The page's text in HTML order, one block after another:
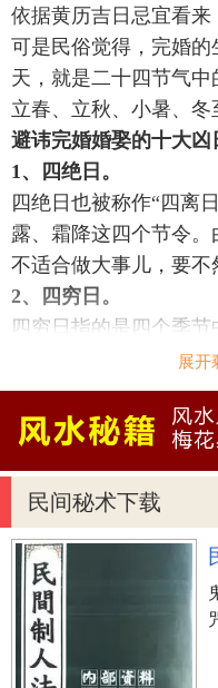
依据黄历吉日忌宜看来
可是民俗觉得，完婚
天，就是二十四节气
立春、立秋、小暑、冬
避讳完婚婚娶的十大凶
1、四绝日。
四绝日也被称作“四离
露、霜降这四个节令。
不适合做大事儿，要不
2、四穷日。
四穷日指的是四个季
分别是春天的乙亥日
日，和冬天的癸亥日
绕开。
3、四废日。
四废日跟四穷日相近
吉利的生活。他们本
壬子癸亥，秋天的甲
4、岁破日。
岁破日是相对性较为
是与岁月十二地支对
麼这一年的子午相冲
展开
民间秘术下载